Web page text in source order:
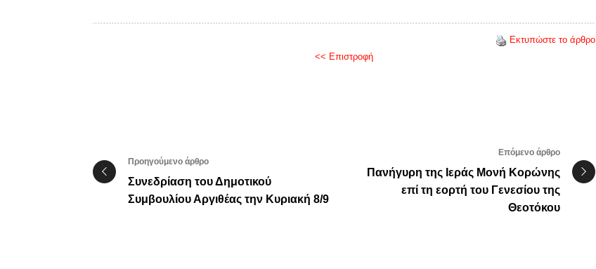
Εκτυπώστε το άρθρο
<< Επιστροφή
Προηγούμενο άρθρο
Συνεδρίαση του Δημοτικού
Συμβουλίου Αργιθέας την Κυριακή 8/9
Επόμενο άρθρο
Πανήγυρη της Ιεράς Μονή Κορώνης
επί τη εορτή του Γενεσίου της
Θεοτόκου